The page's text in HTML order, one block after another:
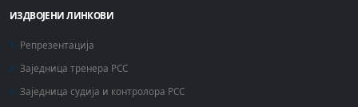
ИЗДВОЈЕНИ ЛИНКОВИ
Репрезентација
Заједница тренера РСС
Заједница судија и контролора РСС